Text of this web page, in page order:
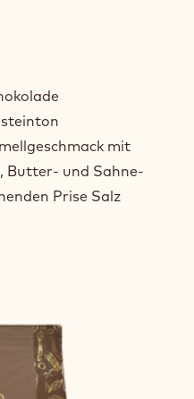
mit
Butter- und Sahne-
Prise Salz